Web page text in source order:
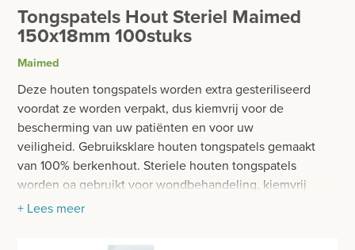
BESURGICAL - INSTRUMENTARIUM
OPERATIE SETS
CONTACT
registreer
login
Prijzen
Prijzen worden nu inclusief BTW getoond
INJECTIEMATERIAAL
HANDSCHOENEN
OPERATIE-PROTECTIEMATERIAAL
HYGIENE
Tongspatels Hout Steriel Maimed
150x18mm 100stuks
Maimed
Deze houten tongspatels worden extra gesteriliseerd
voordat ze worden verpakt, dus kiemvrij voor de
bescherming van uw patiënten en voor uw
veiligheid. Gebruiksklare houten tongspatels gemaakt
van 100% berkenhout. Steriele houten tongspatels
worden oa gebruikt voor wondbehandeling, kiemvrij
laboratoriumwerk, uitstrijkjes, ...
+ Lees meer